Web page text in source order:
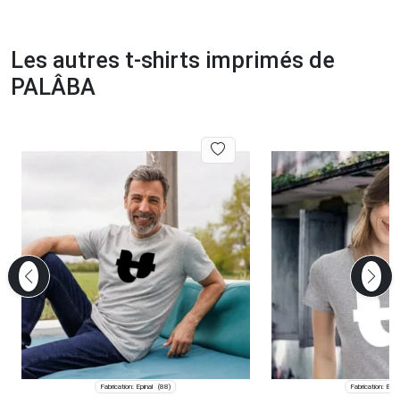
Les autres t-shirts imprimés de
PALÂBA
Fabrication: Épinal (88) Fabrication: